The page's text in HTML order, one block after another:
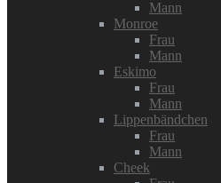
Mann
Monroe
Frau
Mann
Eskimo
Frau
Mann
Lippenbändchen
Frau
Mann
Cheek